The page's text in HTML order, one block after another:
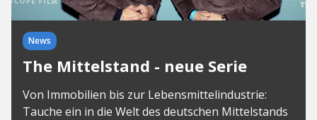
News
The Mittelstand - neue Serie
Von Immobilien bis zur Lebensmittelindustrie:
Tauche ein in die Welt des deutschen Mittelstands